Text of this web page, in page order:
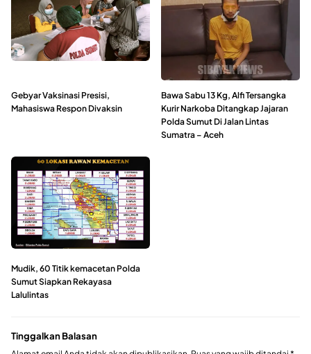
Gebyar Vaksinasi Presisi,
Mahasiswa Respon Divaksin
Bawa Sabu 13 Kg, Alfi Tersangka
Kurir Narkoba Ditangkap Jajaran
Polda Sumut Di Jalan Lintas
Sumatra – Aceh
Mudik, 60 Titik kemacetan Polda
Sumut Siapkan Rekayasa
Lalulintas
Tinggalkan Balasan